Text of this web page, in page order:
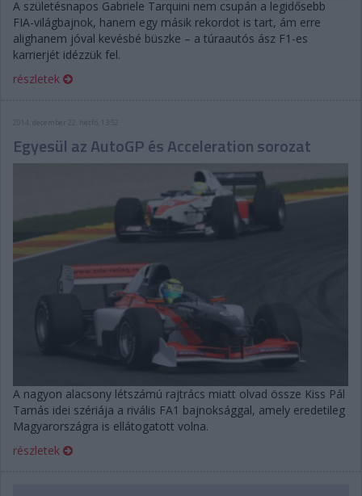
A születésnapos Gabriele Tarquini nem csupán a legidősebb
FIA-világbajnok, hanem egy másik rekordot is tart, ám erre
alighanem jóval kevésbé büszke – a túraautós ász F1-es
karrierjét idézzük fel.
részletek
2014. december 22. hétfő, 13:52
Egyesül az AutoGP és Acceleration sorozat
A nagyon alacsony létszámú rajtrács miatt olvad össze Kiss Pál
Tamás idei szériája a rivális FA1 bajnoksággal, amely eredetileg
Magyarországra is ellátogatott volna.
részletek